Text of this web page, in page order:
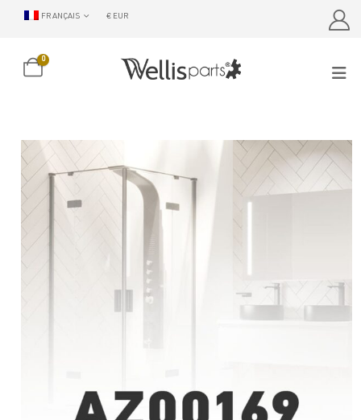
FRANÇAIS € EUR
0